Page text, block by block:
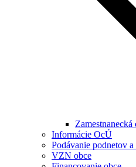
Zamestnanecká
Informácie OcÚ
Podávanie podnetov
VZN obce